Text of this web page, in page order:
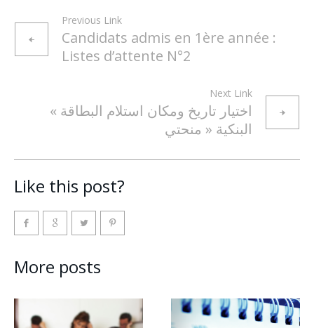
Previous Link
Candidats admis en 1ère année :
Listes d’attente N°2
Next Link
« اختيار تاريخ ومكان استلام البطاقة
البنكية « منحتي
Like this post?
More posts